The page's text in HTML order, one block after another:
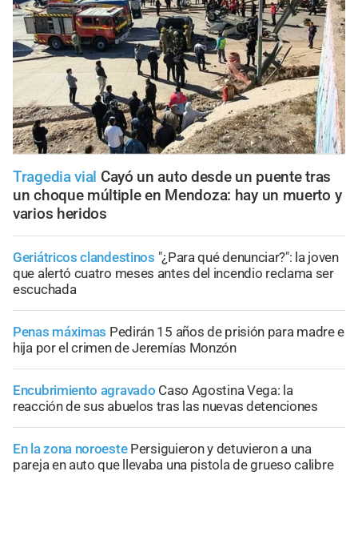
Tragedia vial Cayó un auto desde un puente tras
un choque múltiple en Mendoza: hay un muerto y
varios heridos
Geriátricos clandestinos "¿Para qué denunciar?": la joven
que alertó cuatro meses antes del incendio reclama ser
escuchada
Penas máximas Pedirán 15 años de prisión para madre e
hija por el crimen de Jeremías Monzón
Encubrimiento agravado Caso Agostina Vega: la
reacción de sus abuelos tras las nuevas detenciones
En la zona noroeste Persiguieron y detuvieron a una
pareja en auto que llevaba una pistola de grueso calibre